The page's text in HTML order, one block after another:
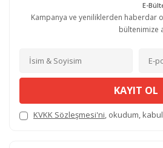
E-
Kampanya ve yeniliklerden haberdar
bültenimize
KAYIT OL
KVKK Sözleşmesi'ni, okudum,